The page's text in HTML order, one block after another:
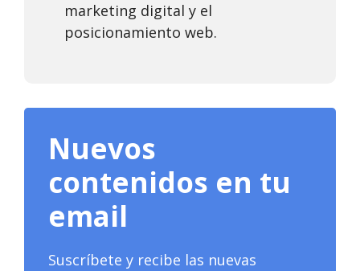
marketing digital y el
posicionamiento web.
Nuevos
contenidos en tu
email
Suscríbete y recibe las nuevas